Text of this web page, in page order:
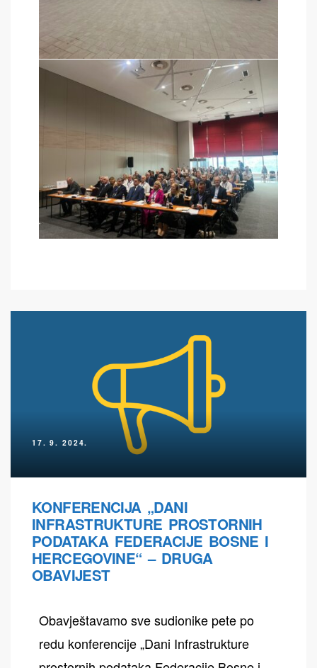
17. 9. 2024.
KONFERENCIJA „DANI
INFRASTRUKTURE PROSTORNIH
PODATAKA FEDERACIJE BOSNE I
HERCEGOVINE“ – DRUGA
OBAVIJEST
Obavještavamo sve sudionike pete po
redu konferencije „Dani Infrastrukture